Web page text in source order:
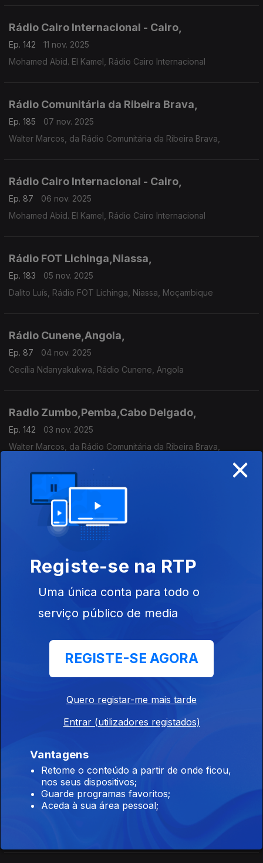
Rádio Cairo Internacional - Cairo,
Ep. 142
11 nov. 2025
Mohamed Abid. El Kamel, Rádio Cairo Internacional
Rádio Comunitária da Ribeira Brava,
Ep. 185
07 nov. 2025
Walter Marcos, da Rádio Comunitária da Ribeira Brava,
Rádio Cairo Internacional - Cairo,
Ep. 87
06 nov. 2025
Mohamed Abid. El Kamel, Rádio Cairo Internacional
Rádio FOT Lichinga,Niassa,
Ep. 183
05 nov. 2025
Dalito Luís, Rádio FOT Lichinga, Niassa, Moçambique
Rádio Cunene,Angola,
Ep. 87
04 nov. 2025
Cecília Ndanyakukwa, Rádio Cunene, Angola
Radio Zumbo,Pemba,Cabo Delgado,
Ep. 142
03 nov. 2025
Walter Marcos, da Rádio Comunitária da Ribeira Brava,
Radio Zumbo,Pemba,Cabo Delgado,
Ep. 142
03 nov. 2025
António Bote., Rádio Zumbo, Moçambique
Radio Zumbo,Pemba,Cabo Delgado,
Walter Marcos, da Rádio Comunitária da Ribeira Brava,
Rádio Cairo Internacional - Cairo,
31 out. 2025
Mohamed Abid. El Kamel, Rádio Cairo Internacional
Rádio FOT Lichinga,Niassa,
Dalito Luís, Rádio FOT Lichinga, Niassa, Moçambique
Rádio Comunitária da Ribeira Brava,
×
Registe-se na RTP
Uma única conta para todo o
serviço público de media
REGISTE-SE AGORA
Quero registar-me mais tarde
Entrar (utilizadores registados)
Vantagens
Retome o conteúdo a partir de onde ficou,
nos seus dispositivos;
Guarde programas favoritos;
Aceda à sua área pessoal;